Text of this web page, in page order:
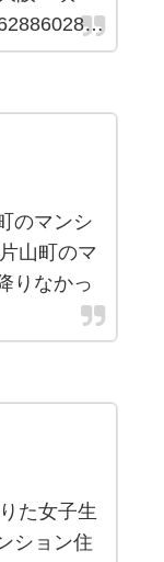
のマンシ
山町のマ
りなかっ
た女子生
ション住